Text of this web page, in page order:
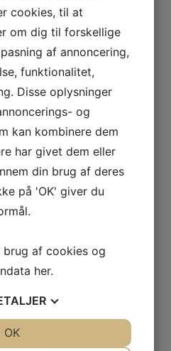
cookies, til at
om dig til forskellige
af annoncering,
funktionalitet,
Disse oplysninger
og
kan kombinere dem
har givet dem eller
din brug af deres
på 'OK' giver du
af cookies og
her.
OK